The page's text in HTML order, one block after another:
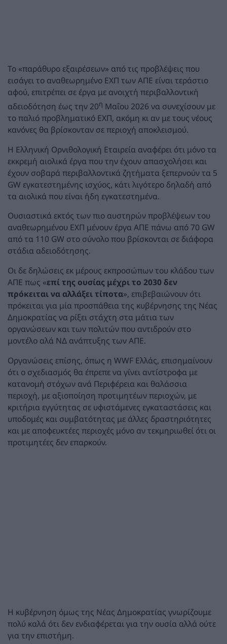
Το «παράθυρο εξαιρέσεων» από τις προβλέψεις που
εισάγει το αναθεωρημένο ΕΧΠ των ΑΠΕ είναι τεράστιο
αφού, επιτρέπει σε έργα με ανοιχτή περιβαλλοντική
αδειοδότηση έως την 20η Μαΐου 2026 να συνεχίσουν με
το παλιό προβληματικό ΕΧΠ, ακόμη κι αν με τους νέους
κανόνες θα βρίσκονταν σε περιοχή αποκλεισμού.
Η Ελληνική Ορνιθολογική Εταιρεία αναφέρει ότι μόνο τα
εκκρεμή αιολικά έργα που την έχουν απασχολήσει και
έχουν σοβαρά περιβαλλοντικά ζητήματα ξεπερνούν τα 5
GW εγκατεστημένης ισχύος, κάτι λιγότερο δηλαδή από
τα αιολικά που είναι ήδη εγκατεστημένα.
Ουσιαστικά εκτός των πιο αυστηρών προβλέψεων του
αναθεωρημένου ΕΧΠ μένουν έργα ΑΠΕ πάνω από 70 GW
από τα 110 GW στο σύνολο που βρίσκονται σε διάφορα
στάδια αδειοδότησης.
Οι δε δηλώσεις εκ μέρους εκπροσώπων του κλάδου των
ΑΠΕ πως «επί της ουσίας μέχρι το 2030 δεν
πρόκειται να αλλάξει τίποτα», επιβεβαιώνουν ότι
πρόκειται για μία προσπάθεια της κυβέρνησης της Νέας
Δημοκρατίας να ρίξει στάχτη στα μάτια των
οργανώσεων και των πολιτών που αντιδρούν στο
μοντέλο αλά ΝΔ ανάπτυξης των ΑΠΕ.
Οργανώσεις επίσης, όπως η WWF Ελλάς, επισημαίνουν
ότι ο σχεδιασμός θα έπρεπε να γίνει αντίστροφα με
κατανομή στόχων ανά Περιφέρεια και θαλάσσια
περιοχή, με αξιοποίηση προτιμητέων περιοχών, με
κριτήρια εγγύτητας σε υφιστάμενες εγκαταστάσεις και
υποδομές και συμβατότητας με άλλες δραστηριότητες
και με αποφευκτέες περιοχές μόνο αν τεκμηριωθεί ότι οι
προτιμητέες δεν επαρκούν.
Η κυβέρνηση όμως της Νέας Δημοκρατίας γνωρίζουμε
πολύ καλά ότι δεν ενδιαφέρεται για την ουσία αλλά ούτε
για την επιστήμη.